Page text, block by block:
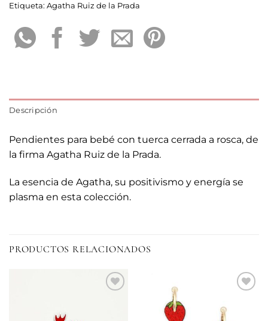
Etiqueta: Agatha Ruiz de la Prada
Descripción
Pendientes para bebé con tuerca cerrada a rosca, de
la firma Agatha Ruiz de la Prada.
La esencia de Agatha, su positivismo y energía se
plasma en esta colección.
PRODUCTOS RELACIONADOS